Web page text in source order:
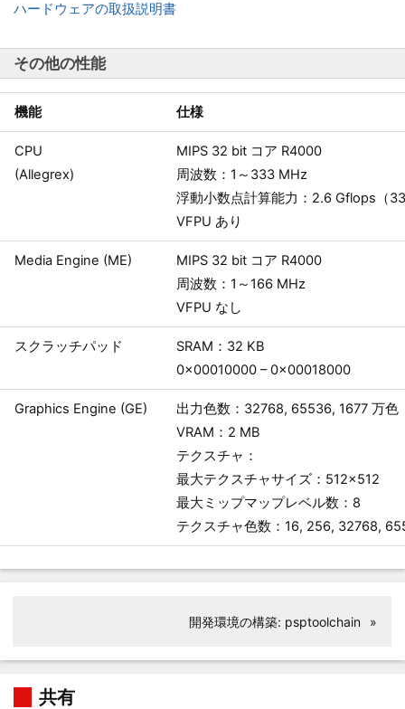
ハードウェアの取扱説明書
その他の性能
機能 仕様
CPU
(Allegrex)
MIPS 32 bit コア R4000
周波数：1～333 MHz
浮動小数点計算能力：2.6 Gflops（
VFPU あり
Media Engine (ME)
MIPS 32 bit コア R4000
周波数：1～166 MHz
VFPU なし
スクラッチパッド
SRAM：32 KB
0x00010000 – 0x00018000
Graphics Engine (GE)
出力色数：32768, 65536, 1677 万色
VRAM：2 MB
テクスチャ：
最大テクスチャサイズ：512×512
最大ミップマップレベル数：8
テクスチャ色数：16, 256, 32768,
開発環境の構築: psptoolchain »
共有